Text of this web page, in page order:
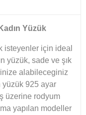
Yüzük
isteyenler için ideal
yüzük, sade ve şık
alabileceginiz
yüzük 925 ayar
üzerine rodyum
yapılan modeller